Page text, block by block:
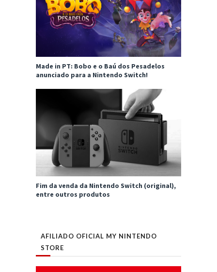
Made in PT: Bobo e o Baú dos Pesadelos
anunciado para a Nintendo Switch!
Fim da venda da Nintendo Switch (original),
entre outros produtos
AFILIADO OFICIAL MY NINTENDO
STORE